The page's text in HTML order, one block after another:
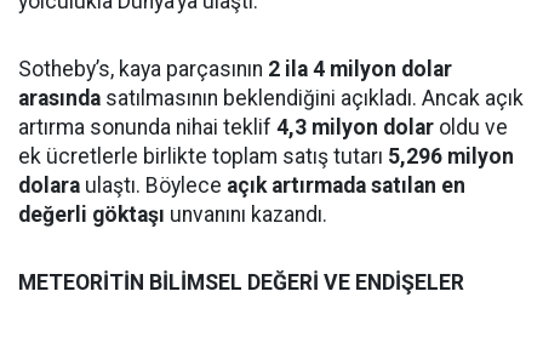
Sotheby’s, kaya parçasının 2 ila 4 milyon dolar
arasında satılmasının beklendiğini açıkladı. Ancak açık
artırma sonunda nihai teklif 4,3 milyon dolar oldu ve
ek ücretlerle birlikte toplam satış tutarı 5,296 milyon
dolara ulaştı. Böylece açık artırmada satılan en
değerli göktaşı unvanını kazandı.
METEORİTİN BİLİMSEL DEĞERİ VE ENDİŞELER